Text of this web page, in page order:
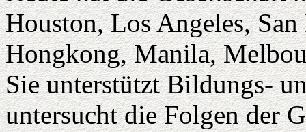
Houston, Los Angeles,
Hongkong, Manila,
Sie unterstützt Bildungs-
untersucht die Folgen der